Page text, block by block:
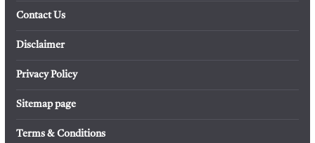
Contact Us
Disclaimer
Privacy Policy
Sitemap page
Terms & Conditions